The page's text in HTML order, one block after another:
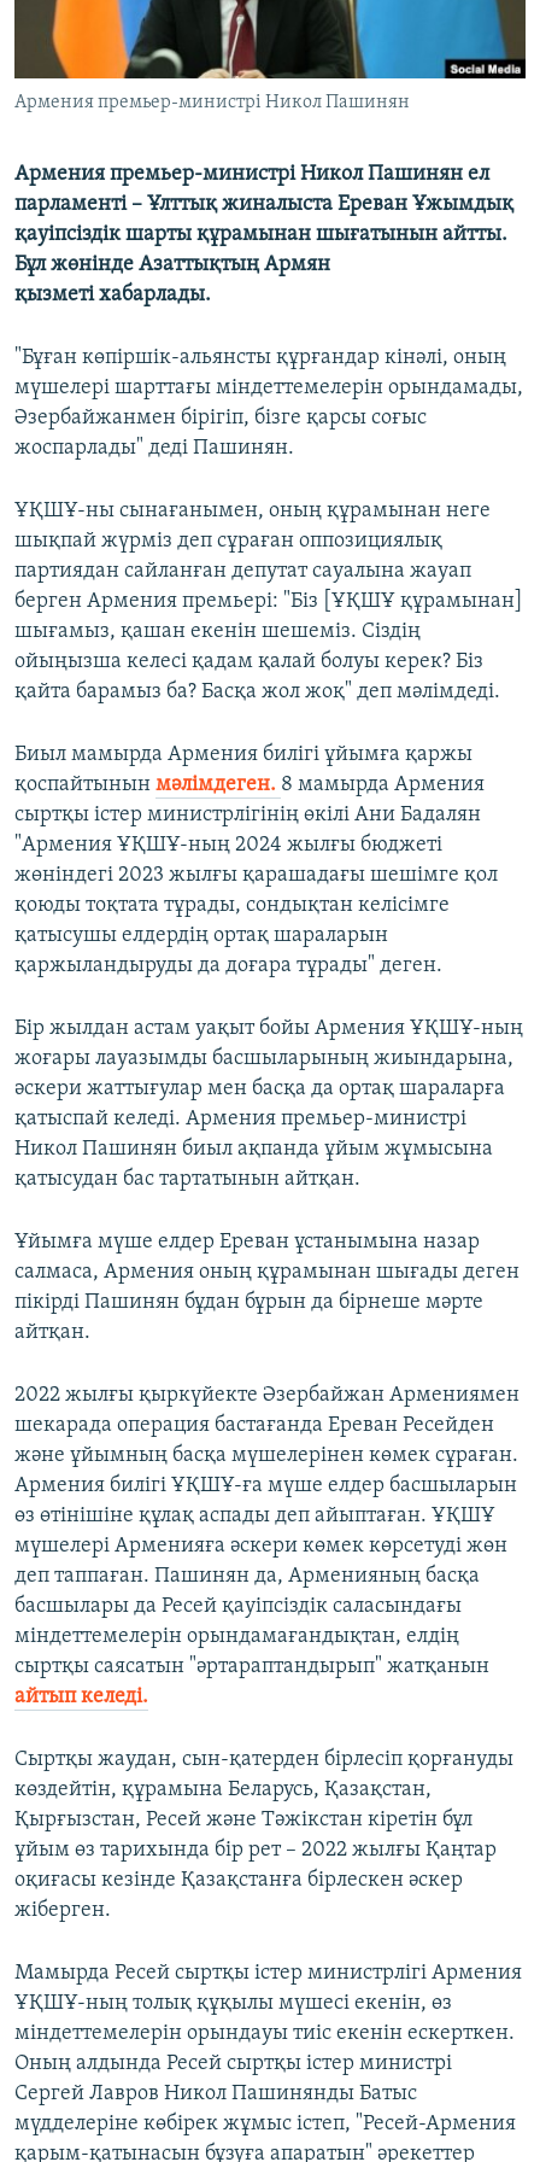
Армения премьер-министрі Никол Пашинян
Армения премьер-министрі Никол Пашинян ел
парламенті – Ұлттық жиналыста Ереван Ұжымдық
қауіпсіздік шарты құрамынан шығатынын айтты.
Бұл жөнінде Азаттықтың Армян
қызметі хабарлады.
"Бұған көпіршік-альянсты құрғандар кінәлі, оның
мүшелері шарттағы міндеттемелерін орындамады,
Әзербайжанмен бірігіп, бізге қарсы соғыс
жоспарлады" деді Пашинян.
ҰҚШҰ-ны сынағанымен, оның құрамынан неге
шықпай жүрміз деп сұраған оппозициялық
партиядан сайланған депутат сауалына жауап
берген Армения премьері: "Біз [ҰҚШҰ құрамынан]
шығамыз, қашан екенін шешеміз. Сіздің
ойыңызша келесі қадам қалай болуы керек? Біз
қайта барамыз ба? Басқа жол жоқ" деп мәлімдеді.
Биыл мамырда Армения билігі ұйымға қаржы
қоспайтынын мәлімдеген. 8 мамырда Армения
сыртқы істер министрлігінің өкілі Ани Бадалян
"Армения ҰҚШҰ-ның 2024 жылғы бюджеті
жөніндегі 2023 жылғы қарашадағы шешімге қол
қоюды тоқтата тұрады, сондықтан келісімге
қатысушы елдердің ортақ шараларын
қаржыландыруды да доғара тұрады" деген.
Бір жылдан астам уақыт бойы Армения ҰҚШҰ-ның
жоғары лауазымды басшыларының жиындарына,
әскери жаттығулар мен басқа да ортақ шараларға
қатыспай келеді. Армения премьер-министрі
Никол Пашинян биыл ақпанда ұйым жұмысына
қатысудан бас тартатынын айтқан.
Ұйымға мүше елдер Ереван ұстанымына назар
салмаса, Армения оның құрамынан шығады деген
пікірді Пашинян бұдан бұрын да бірнеше мәрте
айтқан.
2022 жылғы қыркүйекте Әзербайжан Армениямен
шекарада операция бастағанда Ереван Ресейден
және ұйымның басқа мүшелерінен көмек сұраған.
Армения билігі ҰҚШҰ-ға мүше елдер басшыларын
өз өтінішіне құлақ аспады деп айыптаған. ҰҚШҰ
мүшелері Арменияға әскери көмек көрсетуді жөн
деп таппаған. Пашинян да, Арменияның басқа
басшылары да Ресей қауіпсіздік саласындағы
міндеттемелерін орындамағандықтан, елдің
сыртқы саясатын "әртараптандырып" жатқанын
айтып келеді.
Сыртқы жаудан, сын-қатерден бірлесіп қорғануды
көздейтін, құрамына Беларусь, Қазақстан,
Қырғызстан, Ресей және Тәжікстан кіретін бұл
ұйым өз тарихында бір рет – 2022 жылғы Қаңтар
оқиғасы кезінде Қазақстанға бірлескен әскер
жіберген.
Мамырда Ресей сыртқы істер министрлігі Армения
ҰҚШҰ-ның толық құқылы мүшесі екенін, өз
міндеттемелерін орындауы тиіс екенін ескерткен.
Оның алдында Ресей сыртқы істер министрі
Сергей Лавров Никол Пашинянды Батыс
мүдделеріне көбірек жұмыс істеп, "Ресей-Армения
қарым-қатынасын бұзуға апаратын" әрекеттер